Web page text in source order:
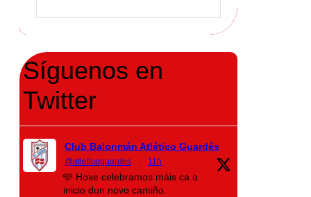
Síguenos en
Twitter
Club Balonmán Atlético Guardés
@atleticoguardes · 11h
🩵 Hoxe celebramos máis ca o
inicio dun novo camiño.